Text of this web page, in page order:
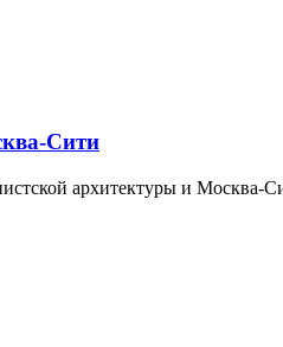
Сити
архитектуры и Москва-